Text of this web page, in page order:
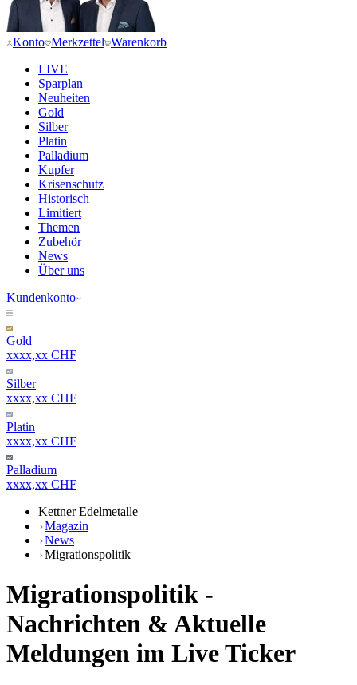
Konto Merkzettel Warenkorb
LIVE
Sparplan
Neuheiten
Gold
Silber
Platin
Palladium
Kupfer
Krisenschutz
Historisch
Limitiert
Themen
Zubehör
News
Über uns
Kundenkonto
Gold
xxxx,xx CHF
Silber
xxxx,xx CHF
Platin
xxxx,xx CHF
Palladium
xxxx,xx CHF
Kettner Edelmetalle
Magazin
News
Migrationspolitik
Migrationspolitik -
Nachrichten & Aktuelle
Meldungen im Live Ticker